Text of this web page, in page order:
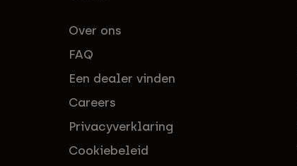
Over ons
FAQ
Een dealer vinden
Careers
Privacyverklaring
Cookiebeleid